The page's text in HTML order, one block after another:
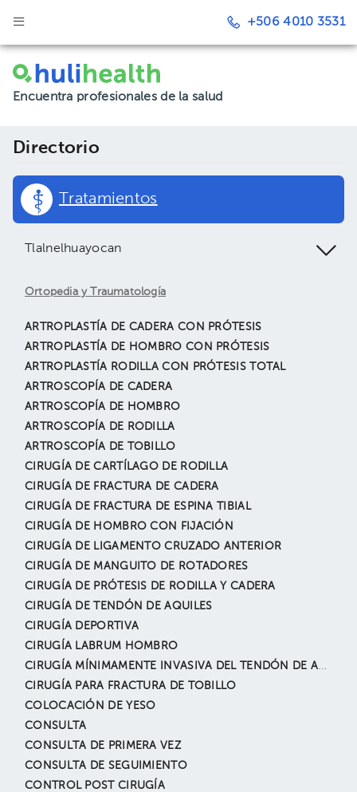
+506 4010 3531
Encuentra profesionales de la salud
Directorio
Tratamientos
Tlalnelhuayocan
Ortopedia y Traumatología
ARTROPLASTÍA DE CADERA CON PRÓTESIS
ARTROPLASTÍA DE HOMBRO CON PRÓTESIS
ARTROPLASTÍA RODILLA CON PRÓTESIS TOTAL
ARTROSCOPÍA DE CADERA
ARTROSCOPÍA DE HOMBRO
ARTROSCOPÍA DE RODILLA
ARTROSCOPÍA DE TOBILLO
CIRUGÍA DE CARTÍLAGO DE RODILLA
CIRUGÍA DE FRACTURA DE CADERA
CIRUGÍA DE FRACTURA DE ESPINA TIBIAL
CIRUGÍA DE HOMBRO CON FIJACIÓN
CIRUGÍA DE LIGAMENTO CRUZADO ANTERIOR
CIRUGÍA DE MANGUITO DE ROTADORES
CIRUGÍA DE PRÓTESIS DE RODILLA Y CADERA
CIRUGÍA DE TENDÓN DE AQUILES
CIRUGÍA DEPORTIVA
CIRUGÍA LABRUM HOMBRO
CIRUGÍA MÍNIMAMENTE INVASIVA DEL TENDÓN DE AQUILES
CIRUGÍA PARA FRACTURA DE TOBILLO
COLOCACIÓN DE YESO
CONSULTA
CONSULTA DE PRIMERA VEZ
CONSULTA DE SEGUIMIENTO
CONTROL POST CIRUGÍA